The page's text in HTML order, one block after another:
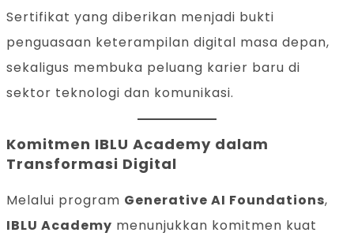
Sertifikat yang diberikan menjadi bukti
penguasaan keterampilan digital masa depan,
sekaligus membuka peluang karier baru di
sektor teknologi dan komunikasi.
Komitmen IBLU Academy dalam
Transformasi Digital
Melalui program Generative AI Foundations,
IBLU Academy menunjukkan komitmen kuat